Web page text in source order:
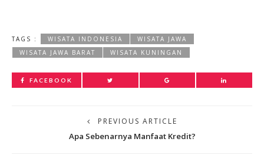
TAGS : WISATA INDONESIA
WISATA JAWA
WISATA JAWA BARAT
WISATA KUNINGAN
FACEBOOK
PREVIOUS ARTICLE
Apa Sebenarnya Manfaat Kredit?